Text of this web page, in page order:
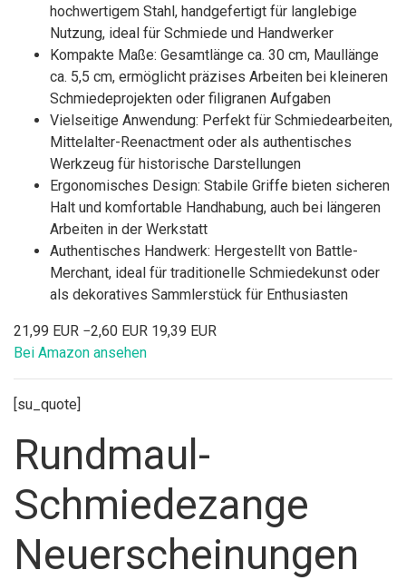
hochwertigem Stahl, handgefertigt für langlebige
Nutzung, ideal für Schmiede und Handwerker
Kompakte Maße: Gesamtlänge ca. 30 cm, Maullänge
ca. 5,5 cm, ermöglicht präzises Arbeiten bei kleineren
Schmiedeprojekten oder filigranen Aufgaben
Vielseitige Anwendung: Perfekt für Schmiedearbeiten,
Mittelalter-Reenactment oder als authentisches
Werkzeug für historische Darstellungen
Ergonomisches Design: Stabile Griffe bieten sicheren
Halt und komfortable Handhabung, auch bei längeren
Arbeiten in der Werkstatt
Authentisches Handwerk: Hergestellt von Battle-
Merchant, ideal für traditionelle Schmiedekunst oder
als dekoratives Sammlerstück für Enthusiasten
21,99 EUR −2,60 EUR 19,39 EUR
Bei Amazon ansehen
[su_quote]
Rundmaul-
Schmiedezange
Neuerscheinungen